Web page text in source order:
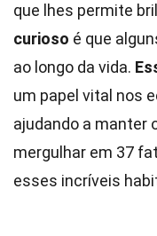
que lhes permite
curioso é que
ao longo da vida.
um papel vital nos
ajudando a manter
mergulhar em 37
esses incríveis